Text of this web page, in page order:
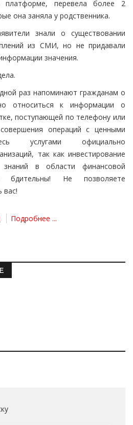
платформе, перевела более 2
она заняла у родственника.
знали о существовании
из СМИ, но не придавали
значения.
раз напоминают гражданам о
относиться к информации о
поступающей по телефону или
операций с ценными
услугами официально
так как инвестирование
знаний в области финансовой
бдительны! Не позволяете
вас!
Подробнее ...